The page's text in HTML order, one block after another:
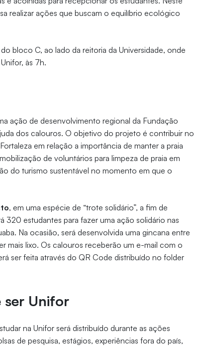
realizar ações que buscam o equilíbrio ecológico
bloco C, ao lado da reitoria da Universidade, onde
às 7h.
ação de desenvolvimento regional da Fundação
dos calouros. O objetivo do projeto é contribuir no
em relação a importância de manter a praia
de voluntários para limpeza de praia em
do turismo sustentável no momento em que o
, em uma espécie de “trote solidário”, a fim de
320 estudantes para fazer uma ação solidário nas
Na ocasião, será desenvolvida uma gincana entre
mais lixo. Os calouros receberão um e-mail com o
ser feita através do QR Code distribuído no folder
ser Unifor
na Unifor será distribuído durante as ações
de pesquisa, estágios, experiências fora do país,